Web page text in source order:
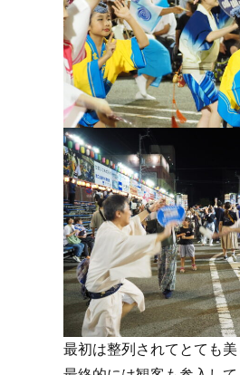
最初は整列されてとても美